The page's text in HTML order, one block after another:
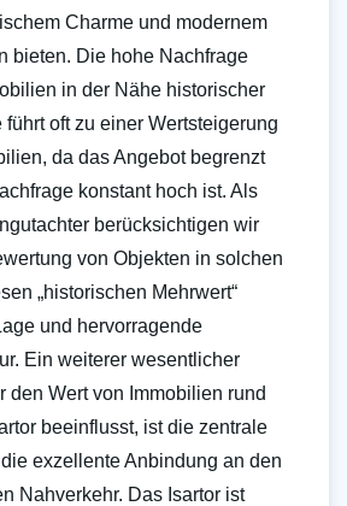
Charme und modernem
bieten. Die hohe Nachfrage
in der Nähe historischer
führt oft zu einer Wertsteigerung
da das Angebot begrenzt
konstant hoch ist. Als
berücksichtigen wir
von Objekten in solchen
„historischen Mehrwert“
und hervorragende
Ein weiterer wesentlicher
den Wert von Immobilien rund
beeinflusst, ist die zentrale
exzellente Anbindung an den
Nahverkehr. Das Isartor ist